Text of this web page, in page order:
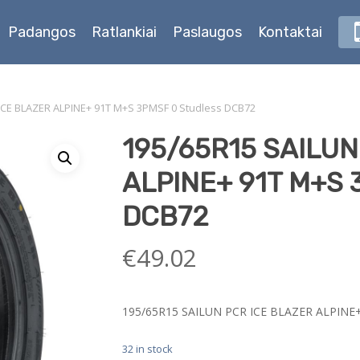
Padangos Ratlankiai Paslaugos Kontaktai
BLAZER ALPINE+ 91T M+S 3PMSF 0 Studless DCB72
195/65R15
ALPINE+ 91T
DCB72
€49.02
195/65R15 SAILUN PCR ICE BLAZER
32 in stock